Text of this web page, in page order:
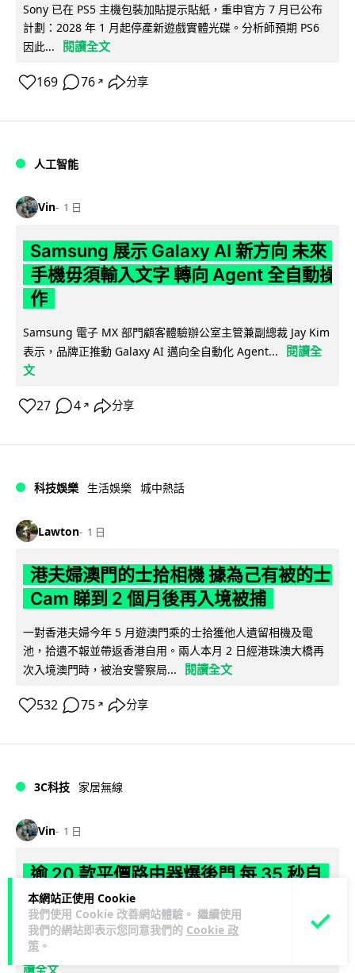
本網站正使用 Cookie
我們使用 Cookie 改善網站體驗。 繼續使用
我們的網站即表示您同意我們的 Cookie 政
策 。
Sony 已在 PS5 主機包裝加貼提示貼紙，重申官方 7 月已公布
計劃：2028 年 1 月起停產新遊戲實體光碟。分析師預期 PS6
因此...
閱讀全文
169 76 ↗ 分享
人工智能
Vin 1 日
Samsung 展示 Galaxy AI 新方向 未來
手機毋須輸入文字 轉向 Agent 全自動操
作
Samsung 電子 MX 部門顧客體驗辦公室主管兼副總裁 Jay Kim
表示，品牌正推動 Galaxy AI 邁向全自動化 Agent...
閱讀全
文
27 4 ↗ 分享
科技娛樂 生活娛樂 城中熱話
Lawton 1 日
港夫婦澳門的士拾相機 據為己有被的士
Cam 睇到 2 個月後再入境被捕
一對香港夫婦今年 5 月遊澳門乘的士拾獲他人遺留相機及電
池，拾遺不報並帶返香港自用。兩人本月 2 日經港珠澳大橋再
次入境澳門時，被治安警察局...
閱讀全文
532 75 ↗ 分享
3C科技 家居無線
Vin 1 日
逾 20 款平價路由器爆後門 每 35 秒自
動連線回中國 全球 10 萬用家私隱堪憂
網絡安全公司 VulnCheck 揭發中國智博通電子（Zbtlink）生產
的 20 多款路由器內置後門程式「Endlessdoors」（無盡...
讀全文